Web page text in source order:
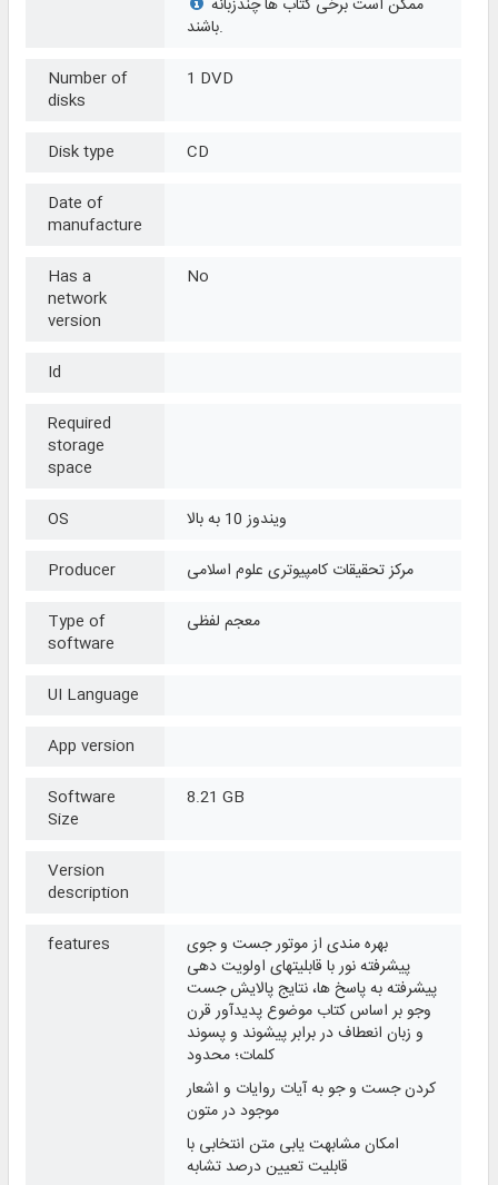
باشند.
Number of
disks
1 DVD
Disk type
CD
Date of
manufacture
Has a
network
version
No
Id
Required
storage
space
OS
ویندوز 10 به بالا
Producer
مرکز تحقیقات کامپیوتری علوم اسلامی
Type of
software
معجم لفظی
UI Language
App version
Software
Size
8.21 GB
Version
description
features
بهره مندی از موتور جست و جوی
پیشرفته نور با قابلیتهای اولویت دهی
پیشرفته به پاسخ ها، نتایج پالایش جست
وجو بر اساس کتاب موضوع پدیدآور قرن
و زبان انعطاف در برابر پیشوند و پسوند
کلمات؛ محدود
کردن جست و جو به آیات روایات و اشعار
موجود در متون
امکان مشابهت یابی متن انتخابی با
قابلیت تعیین درصد تشابه